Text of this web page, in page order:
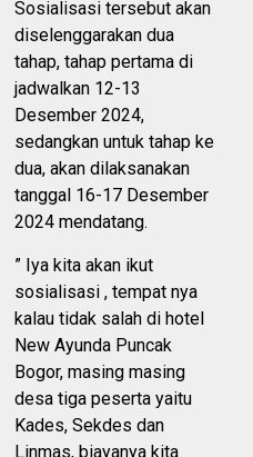
Sosialisasi tersebut akan
diselenggarakan dua
tahap, tahap pertama di
jadwalkan 12-13
Desember 2024,
sedangkan untuk tahap ke
dua, akan dilaksanakan
tanggal 16-17 Desember
2024 mendatang.
” Iya kita akan ikut
sosialisasi , tempat nya
kalau tidak salah di hotel
New Ayunda Puncak
Bogor, masing masing
desa tiga peserta yaitu
Kades, Sekdes dan
Linmas, biayanya kita